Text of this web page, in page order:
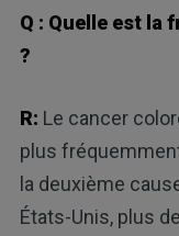
Q : Quelle est la
?
R: Le cancer
plus
la deuxième
États-Unis, plus